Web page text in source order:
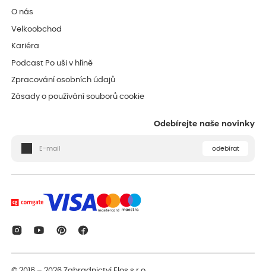
O nás
Velkoobchod
Kariéra
Podcast Po uši v hlíně
Zpracování osobních údajů
Zásady o používání souborů cookie
Odebírejte naše novinky
odebírat